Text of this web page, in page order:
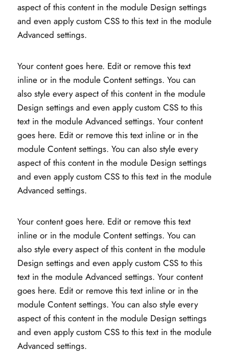
aspect of this content in the module Design settings
and even apply custom CSS to this text in the module
Advanced settings.
Your content goes here. Edit or remove this text
inline or in the module Content settings. You can
also style every aspect of this content in the module
Design settings and even apply custom CSS to this
text in the module Advanced settings. Your content
goes here. Edit or remove this text inline or in the
module Content settings. You can also style every
aspect of this content in the module Design settings
and even apply custom CSS to this text in the module
Advanced settings.
Your content goes here. Edit or remove this text
inline or in the module Content settings. You can
also style every aspect of this content in the module
Design settings and even apply custom CSS to this
text in the module Advanced settings. Your content
goes here. Edit or remove this text inline or in the
module Content settings. You can also style every
aspect of this content in the module Design settings
and even apply custom CSS to this text in the module
Advanced settings.